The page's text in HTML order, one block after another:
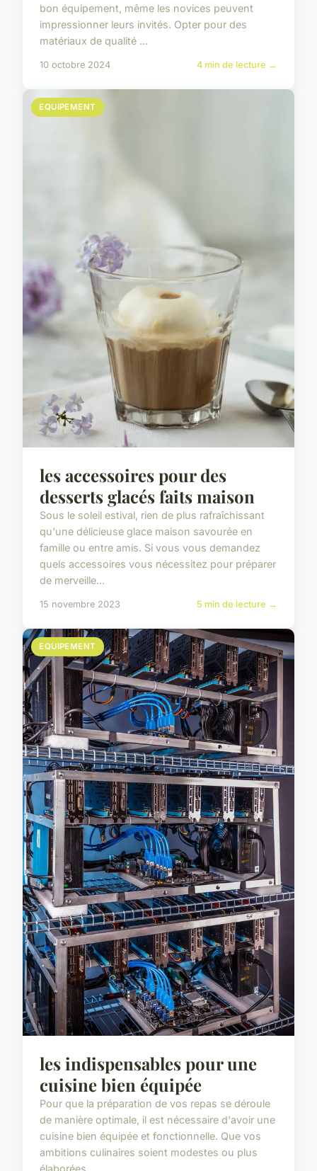
bon équipement, même les novices peuvent
impressionner leurs invités. Opter pour des
matériaux de qualité ...
10 octobre 2024 4 min de lecture →
EQUIPEMENT
les accessoires pour des
desserts glacés faits maison
Sous le soleil estival, rien de plus rafraîchissant
qu'une délicieuse glace maison savourée en
famille ou entre amis. Si vous vous demandez
quels accessoires vous nécessitez pour préparer
de merveille...
15 novembre 2023 5 min de lecture →
EQUIPEMENT
les indispensables pour une
cuisine bien équipée
Pour que la préparation de vos repas se déroule
de manière optimale, il est nécessaire d'avoir une
cuisine bien équipée et fonctionnelle. Que vos
ambitions culinaires soient modestes ou plus
élaborées...